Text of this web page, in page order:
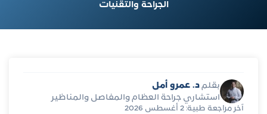
الجراحة والتقنيات
بقلم د. عمرو أمل
استشاري جراحة العظام والمفاصل والمناظير
آخر مراجعة طبية: 2 أغسطس 2026